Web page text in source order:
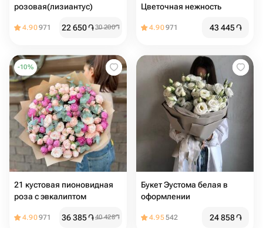
розовая(лизиантус)
4.90971 22 650֏30 200֏
Цветочная нежность
4.90971 43 445֏
-10%
21 кустовая пионовидная
роза с эвкалиптом
4.90971 36 385֏40 428֏
Букет Эустома белая в
оформлении
4.95542 24 858֏